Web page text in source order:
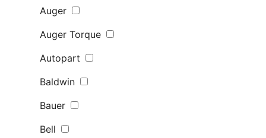
Auger
Auger Torque
Autopart
Baldwin
Bauer
Bell